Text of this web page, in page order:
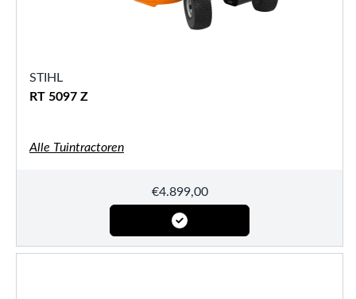
STIHL
RT 5097 Z
Alle Tuintractoren
€4.899,00